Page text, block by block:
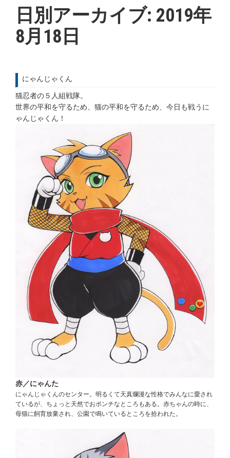
日別アーカイブ: 2019年
8月18日
にゃんじゃくん
猫忍者の５人組戦隊。
世界の平和を守るため、猫の平和を守るため、今日も戦うに
ゃんじゃくん！
赤／にゃんた
にゃんじゃくんのセンター。明るくて天真爛漫な性格でみんなに愛され
ているが、ちょっと天然でおポンチなところもある。赤ちゃんの時に、
母猫に飼育放棄され、公園で鳴いているところを拾われた。